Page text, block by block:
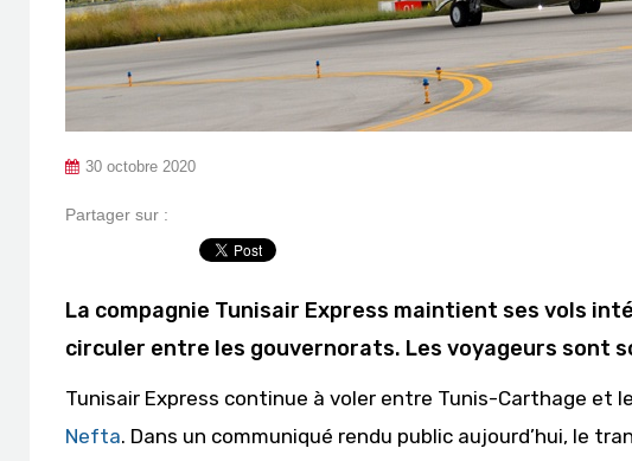
30 octobre 2020
Partager sur :
La compagnie Tunisair Express maintient ses vols
circuler entre les gouvernorats. Les voyageurs sont
Tunisair Express continue à voler entre Tunis-Carthage et
Nefta. Dans un communiqué rendu public aujourd’hui, le